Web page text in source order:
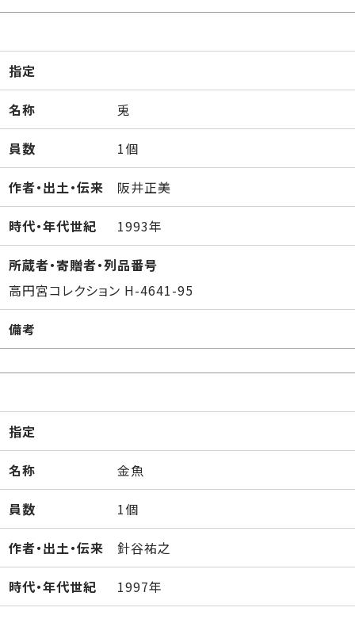
指定
名称 兎
員数 1個
作者・出土・伝来 阪井正美
時代・年代世紀 1993年
所蔵者・寄贈者・列品番号
高円宮コレクション H-4641-95
備考
指定
名称 金魚
員数 1個
作者・出土・伝来 針谷祐之
時代・年代世紀 1997年